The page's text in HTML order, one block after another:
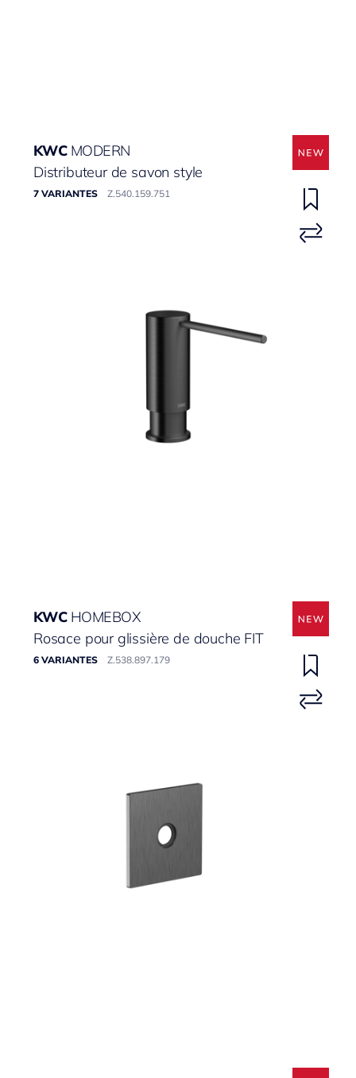
KWC MODERN
Distributeur de savon style
7 VARIANTES Z.540.159.751
KWC HOMEBOX
Rosace pour glissière de douche FIT
6 VARIANTES Z.538.897.179